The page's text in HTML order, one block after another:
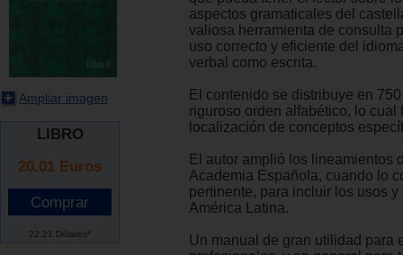
Ampliar imagen
LIBRO
20.01 Euros
22.21 Dólares*
aspectos gramaticales del
valiosa herramienta de consulta
uso correcto y eficiente del
verbal como escrita.
El contenido se distribuye en
riguroso orden alfabético, lo cual
localización de conceptos
El autor amplió los lineamientos
Academia Española, cuando lo
pertinente, para incluir los usos y
América Latina.
Un manual de gran utilidad para